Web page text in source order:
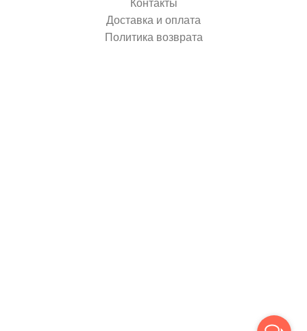
Контакты
Доставка и оплата
Политика возврата